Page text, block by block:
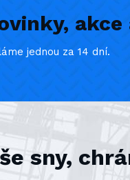
akce
jednou za 14 dní.
sny,